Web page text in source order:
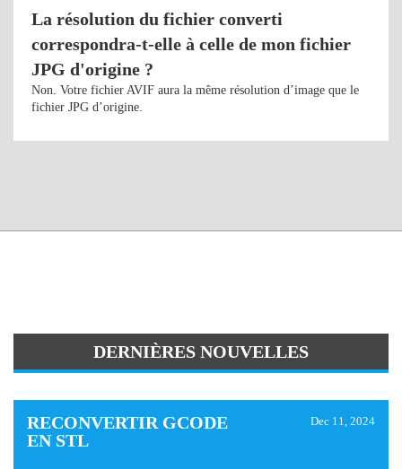
La résolution du fichier converti
correspondra-t-elle à celle de mon fichier
JPG d'origine ?
Non. Votre fichier AVIF aura la même résolution d’image que le
fichier JPG d’origine.
DERNIÈRES NOUVELLES
RECONVERTIR GCODE
EN STL
Dec 11, 2024